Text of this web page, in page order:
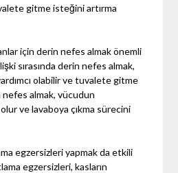
gitme isteğini artırma
için derin nefes almak önemli
sırasında derin nefes almak,
olabilir ve tuvalete gitme
almak, vücudun
olur ve lavaboya çıkma sürecini
egzersizleri yapmak da etkili
egzersizleri, kasların